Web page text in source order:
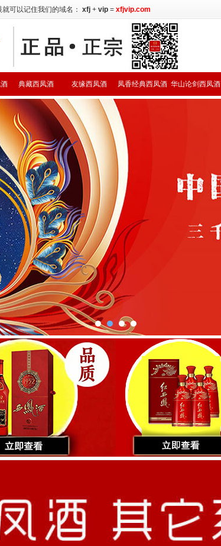
可以记住我们的域名： xfj + vip = xfjvip.com
华山论剑西凤酒
凤香经典西凤酒
友缘西凤酒
典藏西凤酒